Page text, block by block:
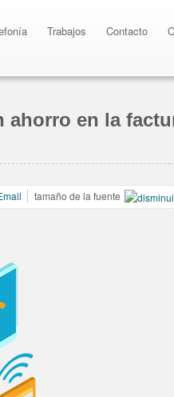
Trabajos Contacto
ahorro en la
tamaño de la fuente